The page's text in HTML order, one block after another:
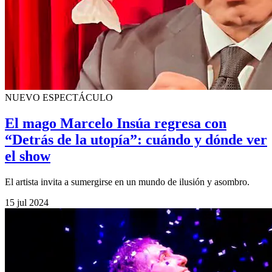
NUEVO ESPECTÁCULO
El mago Marcelo Insúa regresa con
“Detrás de la utopía”: cuándo y dónde ver
el show
El artista invita a sumergirse en un mundo de ilusión y asombro.
15 jul 2024